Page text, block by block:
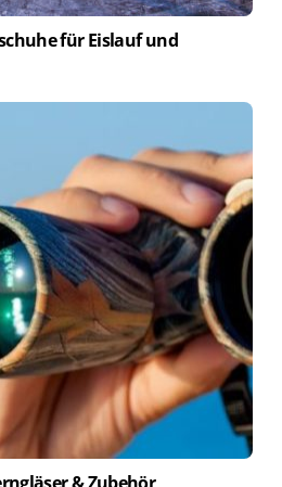
für Eislauf und